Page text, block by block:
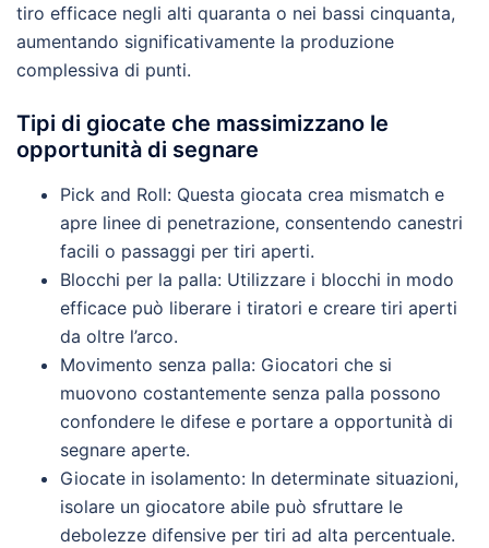
tiro efficace negli alti quaranta o nei bassi cinquanta,
aumentando significativamente la produzione
complessiva di punti.
Tipi di giocate che massimizzano le
opportunità di segnare
Pick and Roll: Questa giocata crea mismatch e
apre linee di penetrazione, consentendo canestri
facili o passaggi per tiri aperti.
Blocchi per la palla: Utilizzare i blocchi in modo
efficace può liberare i tiratori e creare tiri aperti
da oltre l’arco.
Movimento senza palla: Giocatori che si
muovono costantemente senza palla possono
confondere le difese e portare a opportunità di
segnare aperte.
Giocate in isolamento: In determinate situazioni,
isolare un giocatore abile può sfruttare le
debolezze difensive per tiri ad alta percentuale.